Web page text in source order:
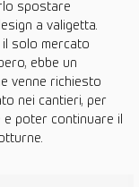
spostare
a valigetta.
il solo mercato
ebbe un
venne richiesto
nei cantieri, per
e poter continuare il